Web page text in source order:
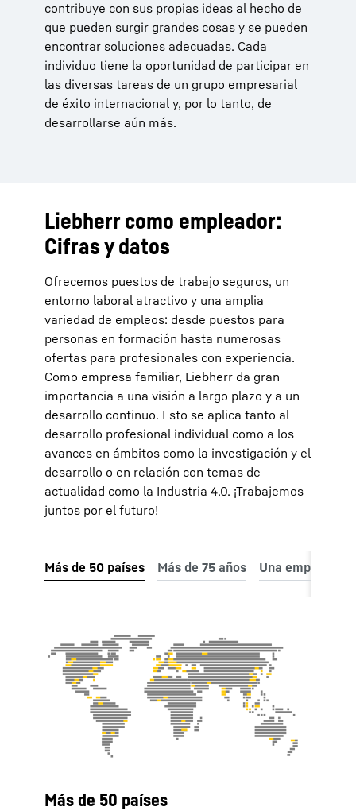
contribuye con sus propias ideas al hecho de
que pueden surgir grandes cosas y se pueden
encontrar soluciones adecuadas. Cada
individuo tiene la oportunidad de participar en
las diversas tareas de un grupo empresarial
de éxito internacional y, por lo tanto, de
desarrollarse aún más.
Liebherr como empleador:
Cifras y datos
Ofrecemos puestos de trabajo seguros, un
entorno laboral atractivo y una amplia
variedad de empleos: desde puestos para
personas en formación hasta numerosas
ofertas para profesionales con experiencia.
Como empresa familiar, Liebherr da gran
importancia a una visión a largo plazo y a un
desarrollo continuo. Esto se aplica tanto al
desarrollo profesional individual como a los
avances en ámbitos como la investigación y el
desarrollo o en relación con temas de
actualidad como la Industria 4.0. ¡Trabajemos
juntos por el futuro!
Más de 50 países